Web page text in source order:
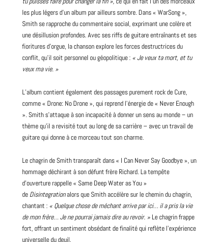
les plus légers d’un album par ailleurs sombre. Dans « WarSong »,
Smith se rapproche du commentaire social, exprimant une colère et
une désillusion profondes. Avec ses riffs de guitare entraînants et ses
fioritures d’orgue, la chanson explore les forces destructrices du
conflit, qu’il soit personnel ou géopolitique : « Je veux ta mort, et tu
veux ma vie. »
L’album contient également des passages purementrockde Cure,
comme « Drone: No Drone », qui reprend l’énergie de « Never Enough
». Smith s’attaque à son incapacité à donner un sens au monde – un
thème qu’il a revisité tout au long de sa carrière – avec un travail de
guitare qui donne à ce morceau tout son charme.
Le chagrin de Smith transparaît dans « I Can Never Say Goodbye », un
hommage déchirant à son défunt frère Richard. La tempête
d’ouverture rappelle « Same Deep Water as You »
de Disintegrationalors que Smith accélère sur le chemin du chagrin,
chantant : « Quelque chose de méchant arrive par ici… il a pris la vie
de mon frère… Je ne pourrai jamais dire au revoir. »Le chagrin frappe
fort, offrant un sentiment obsédant de finalité qui reflète l’expérience
universelle du deuil.